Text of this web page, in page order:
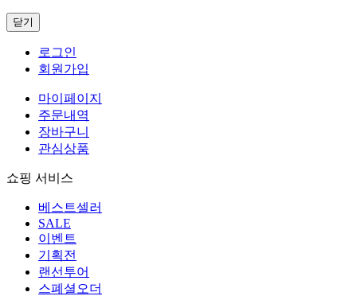
닫기
로그인
회원가입
마이페이지
주문내역
장바구니
관심상품
쇼핑 서비스
베스트셀러
SALE
이벤트
기획전
랜선투어
스폐셜오더